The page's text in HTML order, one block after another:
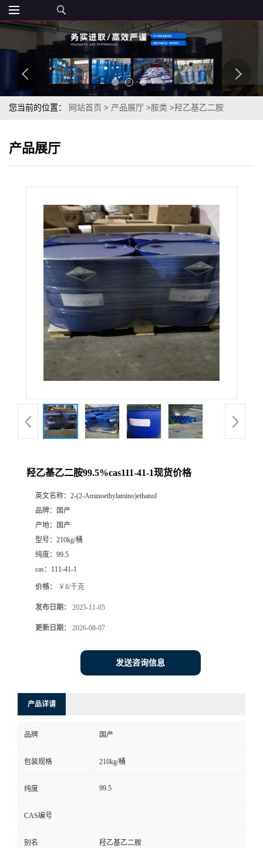
您当前的位置： 网站首页 > 产品展厅 >胺类 >羟乙基乙二胺
产品展厅
羟乙基乙二胺99.5%cas111-41-1现货价格
英文名称： 2-(2-Aminoethylamino)ethanol
品牌：
国产
产地：
国产
型号： 210kg/桶
纯度： 99.5
cas： 111-41-1
价格： ￥8/千克
发布日期： 2025-11-05
更新日期： 2026-08-07
发送咨询信息
产品详请
品牌 国产
包装规格 210kg/桶
纯度 99.5
CAS编号
别名 羟乙基乙二胺